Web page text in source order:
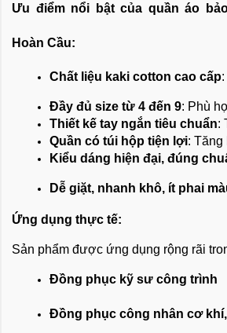
Ưu điểm nổi bật của quần áo
Hoàn Cầu:
Chất liệu kaki cotton cao cấp
Đầy đủ size từ 4 đến 9: Phù
Thiết kế tay ngắn tiêu chuẩn:
Quần có túi hộp tiện lợi:
Kiểu dáng hiện đại, đúng
Dễ giặt, nhanh khô, ít phai
Ứng dụng thực tế:
Sản phẩm được ứng dụng rộng rãi
Đồng phục kỹ sư công trình
Đồng phục công nhân cơ